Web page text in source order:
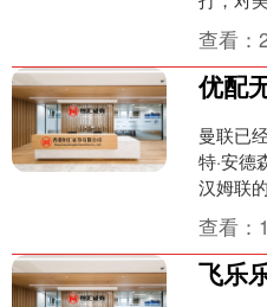
付美国
大打出
查看：
曼联已
特·安德
汉姆联
恩茅斯
的M费
查看：